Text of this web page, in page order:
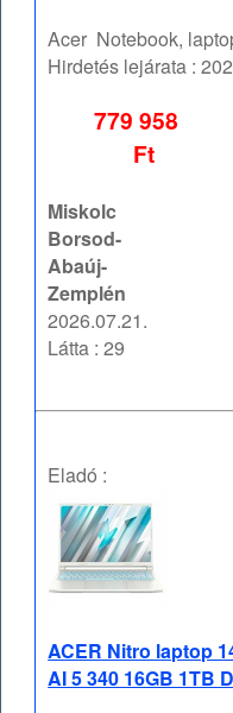
Acer Notebook,
Hirdetés lejárata :
779 958
Ft
Miskolc
Borsod-
Abaúj-
Zemplén
2026.07.21.
Látta : 29
Eladó :
ACER Nitro laptop
AI 5 340 16GB 1TB